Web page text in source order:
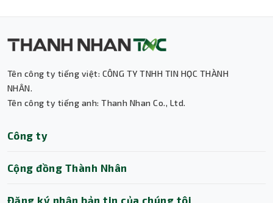
Tên công ty tiếng việt: CÔNG TY TNHH TIN HỌC THÀNH
NHÂN.
Tên công ty tiếng anh: Thanh Nhan Co., Ltd.
Công ty
Cộng đồng Thành Nhân
Đăng ký nhận bản tin của chúng tôi